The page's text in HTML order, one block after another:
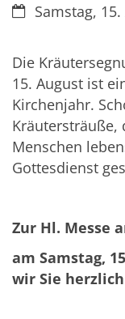
Datum:Samstag,
Die
15. August ist
Kirchenjahr.
Kräutersträuße,
Menschen
Gottesdienst
Zur Hl. Messe
am Samstag,
wir Sie